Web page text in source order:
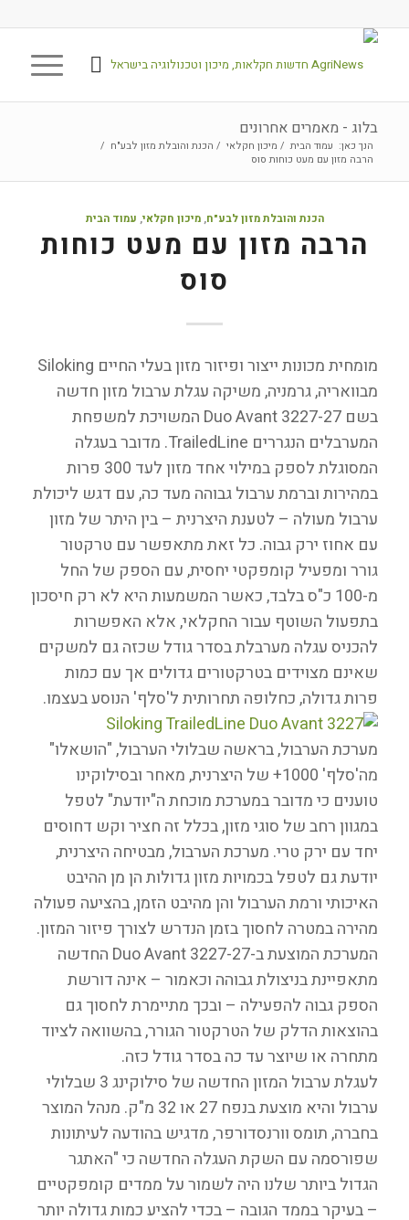
בלוג - מאמרים אחרונים
הנך כאן: עמוד הבית / מיכון חקלאי / הכנת והובלת מזון לבע"ח /
הרבה מזון עם מעט כוחות סוס
הכנת והובלת מזון לבע"ח,מיכון חקלאי, עמוד הבית
הרבה מזון עם מעט כוחות
סוס
מומחית מכונות ייצור ופיזור מזון בעלי החיים Siloking
מבוואריה, גרמניה, משיקה עגלת ערבול מזון חדשה
בשם Duo Avant 3227-27 המשויכת למשפחת
המערבלים הנגררים TrailedLine. מדובר בעגלה
המסוגלת לספק במילוי אחד מזון לעד 300 פרות
במהירות וברמת ערבול גבוהה מעד כה, עם דגש ליכולת
ערבול מעולה – לטענת היצרנית – בין היתר של מזון
עם אחוז ירק גבוה. כל זאת מתאפשר עם טרקטור
גורר ומפעיל קומפקטי יחסית, עם הספק של החל
מ-100 כ"ס בלבד, כאשר המשמעות היא לא רק חיסכון
בתפעול השוטף עבור החקלאי, אלא האפשרות
להכניס עגלה מערבלת בסדר גודל שכזה גם למשקים
שאינם מצוידים בטרקטורים גדולים אך עם כמות
פרות גדולה, כחלופה תחרותית ל'סלף' הנוסע בעצמו.
מערכת הערבול, בראשה שבלולי הערבול, "הושאלו"
מה'סלף' 1000+ של היצרנית, מאחר ובסילוקינו
טוענים כי מדובר במערכת מוכחת ה"יודעת" לטפל
במגוון רחב של סוגי מזון, בכלל זה חציר וקש דחוסים
יחד עם ירק טרי. מערכת הערבול, מבטיחה היצרנית,
יודעת גם לטפל בכמויות מזון גדולות הן מן ההיבט
האיכותי ורמת הערבול והן מהיבט הזמן, בהציעה פעולה
מהירה במטרה לחסוך בזמן הנדרש לצורך פיזור המזון.
המערכת המוצעת ב-Duo Avant 3227-27 החדשה
מתאפיינת בניצולת גבוהה וכאמור – אינה דורשת
הספק גבוה להפעילה – ובכך מתיימרת לחסוך גם
בהוצאות הדלק של הטרקטור הגורר, בהשוואה לציוד
מתחרה או שיוצר עד כה בסדר גודל כזה.
לעגלת ערבול המזון החדשה של סילוקינג 3 שבלולי
ערבול והיא מוצעת בנפח 27 או 32 מ"ק. מנהל המוצר
בחברה, תומס וורנסדורפר, מדגיש בהודעה לעיתונות
שפורסמה עם השקת העגלה החדשה כי "האתגר
הגדול ביותר שלנו היה לשמור על ממדים קומפקטיים
– בעיקר בממד הגובה – בכדי להציע כמות גדולה יותר